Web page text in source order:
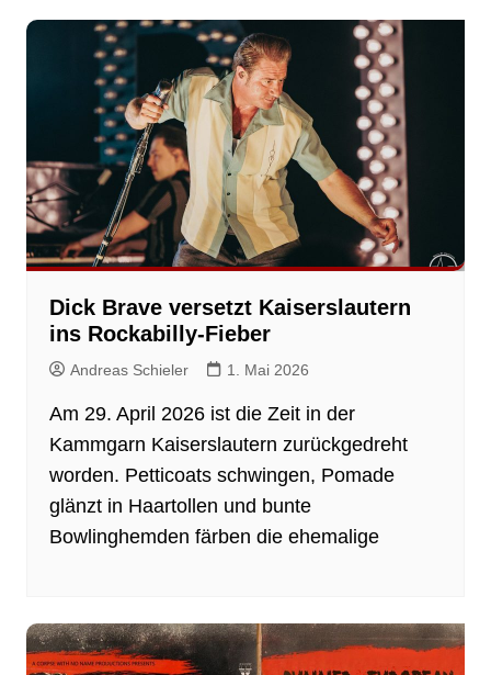
Dick Brave versetzt Kaiserslautern
ins Rockabilly-Fieber
Andreas Schieler 1. Mai 2026
Am 29. April 2026 ist die Zeit in der
Kammgarn Kaiserslautern zurückgedreht
worden. Petticoats schwingen, Pomade
glänzt in Haartollen und bunte
Bowlinghemden färben die ehemalige